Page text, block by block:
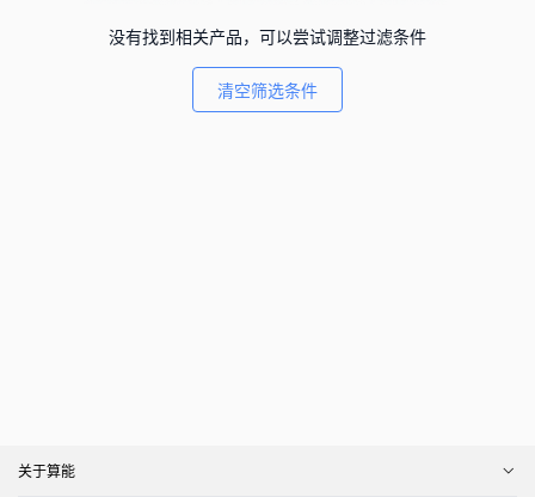
没有找到相关产品，可以尝试调整过滤条件
清空筛选条件
关于算能